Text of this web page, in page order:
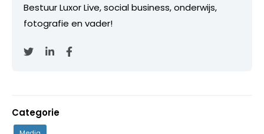
Bestuur Luxor Live, social business, onderwijs,
fotografie en vader!
Categorie